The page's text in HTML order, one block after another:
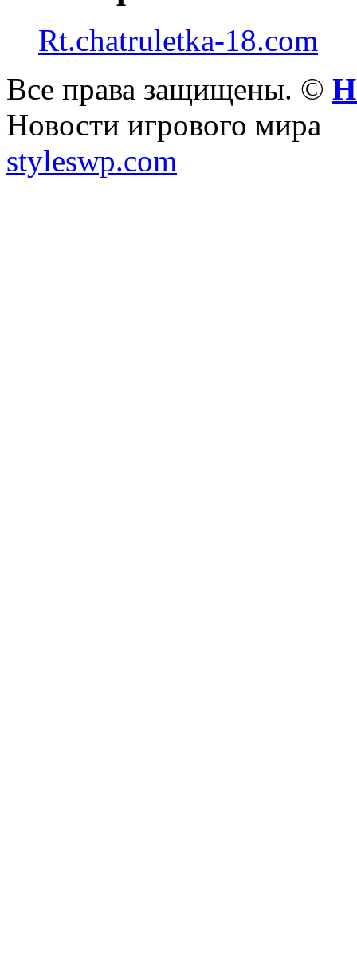
Rt.chatruletka-18.com
Все права защищены. ©
Новости игрового мира
styleswp.com